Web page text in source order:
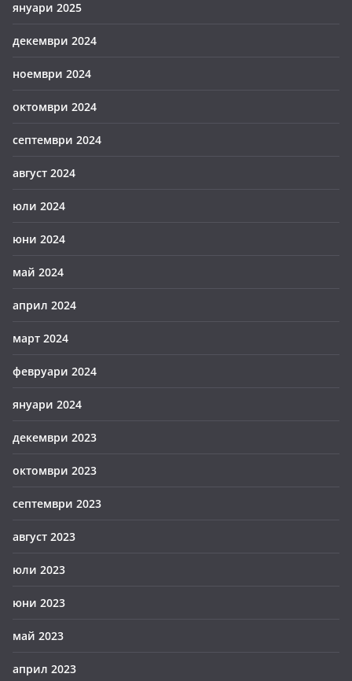
януари 2025
декември 2024
ноември 2024
октомври 2024
септември 2024
август 2024
юли 2024
юни 2024
май 2024
април 2024
март 2024
февруари 2024
януари 2024
декември 2023
октомври 2023
септември 2023
август 2023
юли 2023
юни 2023
май 2023
април 2023